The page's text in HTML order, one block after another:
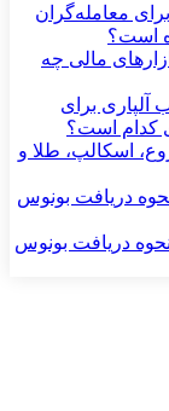
برای معامله‌گران
است؟
مالی چه
آلپاری برای
کدام است؟
اسکالپ، طلا و
دریافت بونوس
دریافت بونوس